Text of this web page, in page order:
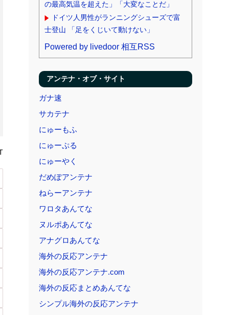
か!...
ボケて史上最強の作品 【画像】ボケて史
上最強の作品、ついに決まるｗｗｗｗｗｗ
ｗｗ
韓国人「日本で新発売Galaxy Z Foldが売
り切れちゃった理由」
高市首相の衣装にケチを付けた元宝塚女
優、速攻で過去の黒歴史画像を発掘されて
まったことが発覚
海外「まるでトランプ」FIFAがW杯開催
都市と結んだ約束を守らないことに海外大
下の階の煙にビニールシートで対抗した住
人、海外...
帰化日本人「日本で帰化後に在留カード
帰化日本人「日本で帰化後に在留カード
を要求されて断ったときの反応は大抵これ
だ」
韓国人「暑すぎる韓国、100年ぶりに日本